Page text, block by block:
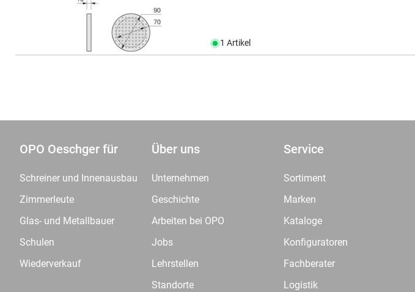
1 Artikel
OPO Oeschger für
Schreiner und Innenausbau
Zimmerleute
Glas- und Metallbauer
Schulen
Wiederverkauf
Über uns
Unternehmen
Geschichte
Arbeiten bei OPO
Jobs
Lehrstellen
Standorte
Service
Sortiment
Marken
Kataloge
Konfiguratoren
Fachberater
Logistik